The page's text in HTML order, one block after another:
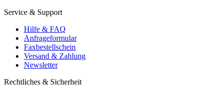
Service & Support
Hilfe & FAQ
Anfrageformular
Faxbestellschein
Versand & Zahlung
Newsletter
Rechtliches & Sicherheit